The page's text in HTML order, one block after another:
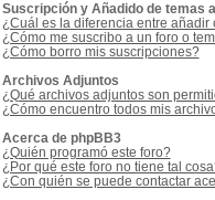
Suscripción y Añadido de temas
¿Cuál es la diferencia entre añadir
¿Cómo me suscribo a un foro o
¿Cómo borro mis suscripciones?
Archivos Adjuntos
¿Qué archivos adjuntos son
¿Cómo encuentro todos mis
Acerca de phpBB3
¿Quién programó este foro?
¿Por qué este foro no tiene tal
¿Con quién se puede contactar